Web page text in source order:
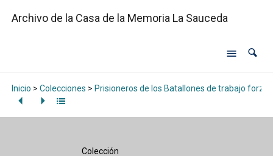
Archivo de la Casa de la Memoria La Sauceda
Inicio > Colecciones > Prisioneros de los Batallones de trabajo
Colección